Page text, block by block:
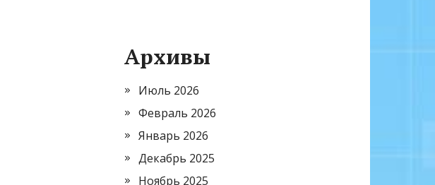
Архивы
Июль 2026
Февраль 2026
Январь 2026
Декабрь 2025
Ноябрь 2025